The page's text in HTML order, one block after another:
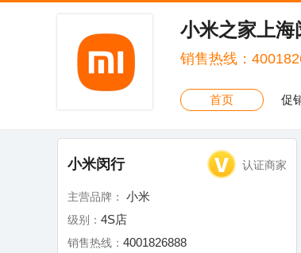
小米之家上海
销售热线：
首页 促
小米闵行 认证商家
主营品牌： 小米
级别： 4S店
销售热线： 4001826888